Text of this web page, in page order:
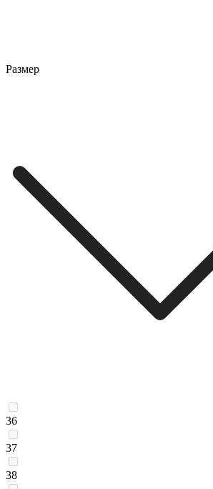
Размер
36
37
38